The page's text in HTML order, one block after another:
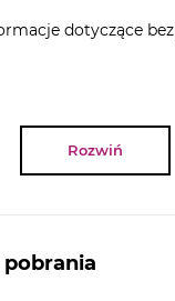
dotyczące
Rozwiń